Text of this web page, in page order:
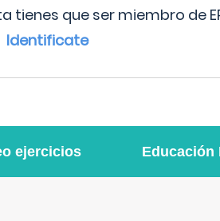
tienes que ser miembro de
Identificate
ejercicios Educación